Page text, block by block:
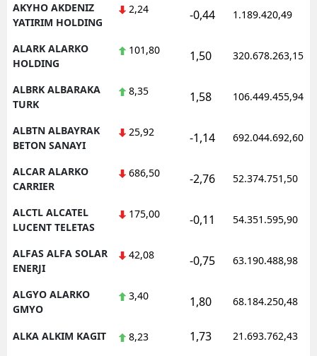
AKYHO AKDENIZ
YATIRIM HOLDING
2,24 -0,44 1.189.420,49
ALARK ALARKO
HOLDING
101,80 1,50 320.678.263,15
ALBRK ALBARAKA
TURK
8,35 1,58 106.449.455,94
ALBTN ALBAYRAK
BETON SANAYI
25,92 -1,14 692.044.692,60
ALCAR ALARKO
CARRIER
686,50 -2,76 52.374.751,50
ALCTL ALCATEL
LUCENT TELETAS
175,00 -0,11 54.351.595,90
ALFAS ALFA SOLAR
ENERJI
42,08 -0,75 63.190.488,98
ALGYO ALARKO
GMYO
3,40 1,80 68.184.250,48
ALKA ALKIM KAGIT 8,23 1,73 21.693.762,43